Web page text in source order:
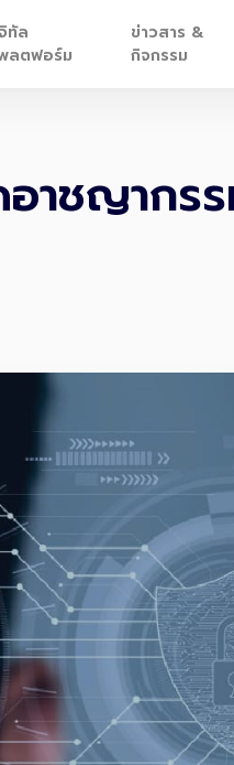
ทัล
ลตฟอร์ม
ข่าวสาร &
กิจกรรม
อาชญากร